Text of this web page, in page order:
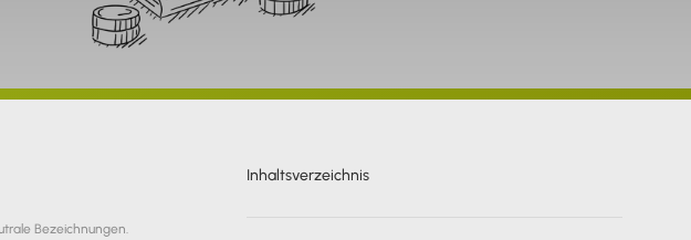
Bezeichnungen.
Inhaltsverzeichnis